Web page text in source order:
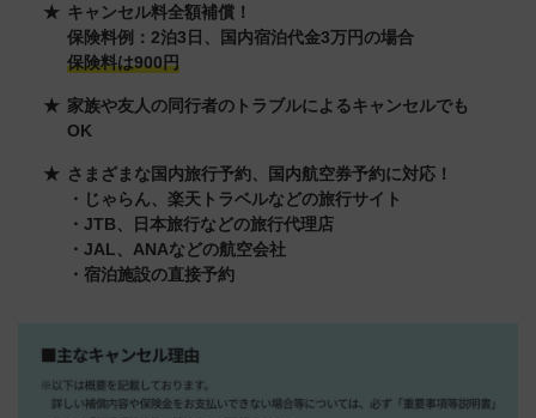
キャンセル料全額補償！
保険料例：2泊3日、国内宿泊代金3万円の場合
保険料は900円
家族や友人の同行者のトラブルによるキャンセルでも
OK
さまざまな国内旅行予約、国内航空券予約に対応！
・じゃらん、楽天トラベルなどの旅行サイト
・JTB、日本旅行などの旅行代理店
・JAL、ANAなどの航空会社
・宿泊施設の直接予約